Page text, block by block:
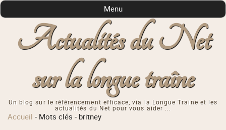
Actualités du Net
sur la longue traîne
Un blog sur le référencement efficace, via la Longue Traine et les
actualités du Net pour vous aider ...
Menu
Accueil - Mots clés - britney